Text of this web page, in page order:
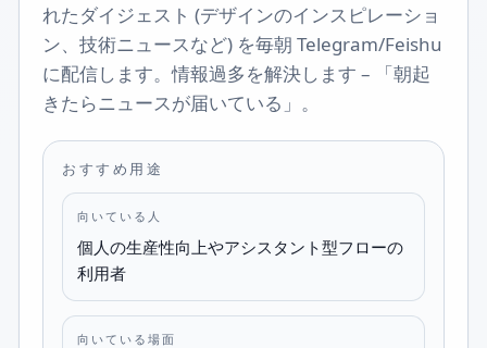
れたダイジェスト (デザインのインスピレーショ
ン、技術ニュースなど) を毎朝 Telegram/Feishu
に配信します。情報過多を解決します – 「朝起
きたらニュースが届いている」。
おすすめ用途
向いている人
個人の生産性向上やアシスタント型フローの
利用者
向いている場面